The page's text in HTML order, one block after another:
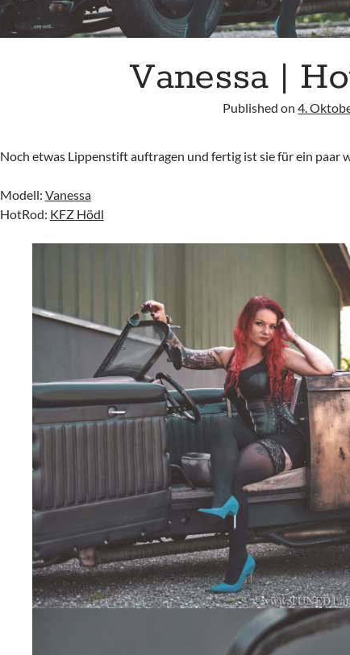
Vanessa |
Published on4.
Noch etwas Lippenstift auftragen und fertig ist sie für ein paar
Modell: Vanessa
HotRod: KFZ Hödl